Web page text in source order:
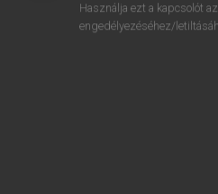
temporary grasses and
Használja ezt a kapcsolót
engedélyezéséhez/